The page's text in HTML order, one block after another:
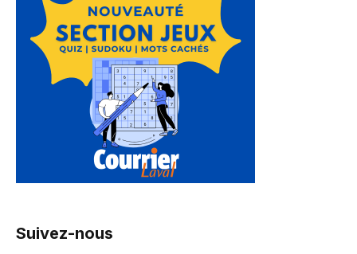
Suivez-nous